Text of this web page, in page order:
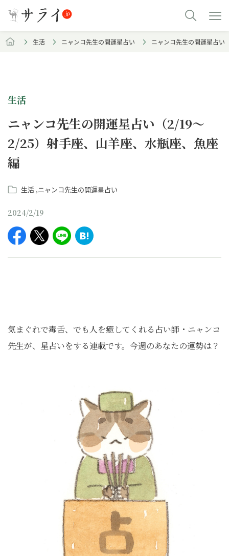
生活 ニャンコ先生の開運星占い ニャンコ先生の開運星占
生活
ニャンコ先生の開運星占い（2/19～
2/25）射手座、山羊座、水瓶座、魚座
編
生活 ニャンコ先生の開運星占い
2024/2/19
気まぐれで毒舌、でも人を癒してくれる占い師・ニャンコ
先生が、星占いをする連載です。今週のあなたの運勢は？